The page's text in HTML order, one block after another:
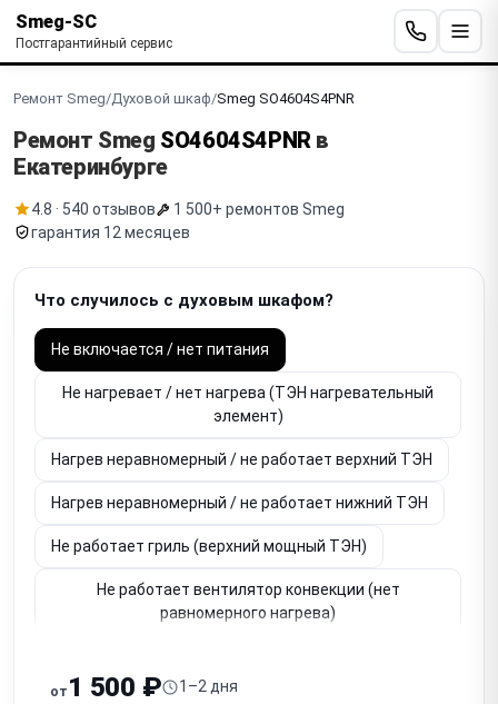
Smeg-SC
Постгарантийный сервис
Ремонт Smeg/Духовой шкаф/Smeg SO4604S4PNR
Ремонт Smeg SO4604S4PNR в
Екатеринбурге
4.8 · 540 отзывов
1 500+ ремонтов Smeg
гарантия 12 месяцев
Что случилось с духовым шкафом?
Не включается / нет питания
Не нагревает / нет нагрева (ТЭН нагревательный
элемент)
Нагрев неравномерный / не работает верхний ТЭН
Нагрев неравномерный / не работает нижний ТЭН
Не работает гриль (верхний мощный ТЭН)
Не работает вентилятор конвекции (нет
равномерного нагрева)
датчик)
от 1 500 ₽ 1–2 дня